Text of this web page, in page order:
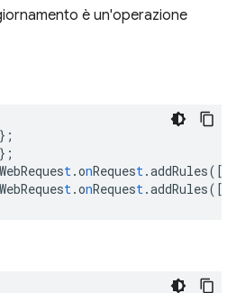
è un'operazione
} ;
} ;
t.onRequest.addRules( [
t.onRequest.addRules( [